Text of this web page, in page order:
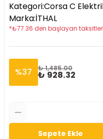
Kategori:Corsa C
Marka:İTHAL
*₺77.36 den başlayan
%37 ₺ 1,485.00
₺ 928.32
Sepete Ekle